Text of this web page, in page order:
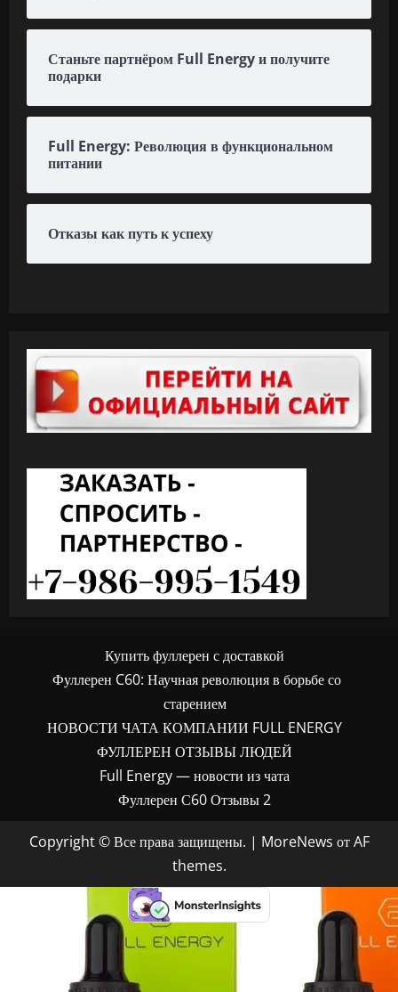
Станьте партнёром Full Energy и получите
подарки
Full Energy: Революция в функциональном
питании
Отказы как путь к успеху
Купить фуллерен с доставкой
Фуллерен C60: Научная революция в борьбе со
старением
НОВОСТИ ЧАТА КОМПАНИИ FULL ENERGY
ФУЛЛЕРЕН ОТЗЫВЫ ЛЮДЕЙ
Full Energy — новости из чата
Фуллерен С60 Отзывы 2
Copyright © Все права защищены. | MoreNews от AF
themes.